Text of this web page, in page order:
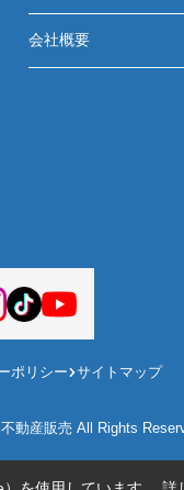
会社概要
ポリシー サイトマップ
動産販売 All Rights